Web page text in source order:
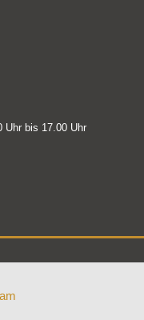
Uhr bis 17.00 Uhr